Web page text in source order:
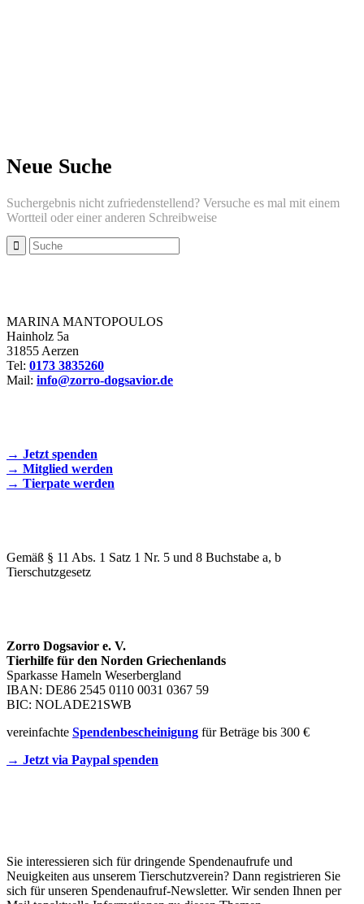
Neue Suche
Suchergebnis nicht zufriedenstellend? Versuche es mal mit einem
Wortteil oder einer anderen Schreibweise
MARINA MANTOPOULOS
Hainholz 5a
31855 Aerzen
Tel: 0173 3835260
Mail: info@zorro-dogsavior.de
→ Jetzt spenden
→ Mitglied werden
→ Tierpate werden
Gemäß § 11 Abs. 1 Satz 1 Nr. 5 und 8 Buchstabe a, b
Tierschutzgesetz
Zorro Dogsavior e. V.
Tierhilfe für den Norden Griechenlands
Sparkasse Hameln Weserbergland
IBAN: DE86 2545 0110 0031 0367 59
BIC: NOLADE21SWB
vereinfachte Spendenbescheinigung für Beträge bis 300 €
→ Jetzt via Paypal spenden
Sie interessieren sich für dringende Spendenaufrufe und
Neuigkeiten aus unserem Tierschutzverein? Dann registrieren Sie
sich für unseren Spendenaufruf-Newsletter. Wir senden Ihnen per